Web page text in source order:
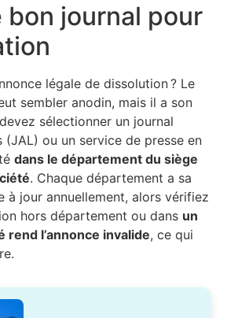
bon journal pour
légale de dissolution ? Le
sembler anodin, mais il a son
sélectionner un journal
(JAL) ou un service de presse en
dans le département du siège
. Chaque département a sa
à jour annuellement, alors vérifiez
hors département ou dans un
rend l’annonce invalide, ce qui